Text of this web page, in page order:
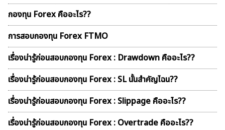
กองทุน Forex คืออะไร??
การสอบกองทุน Forex FTMO
เรื่องน่ารู้ก่อนสอบกองทุน Forex : Drawdown คืออะไร??
เรื่องน่ารู้ก่อนสอบกองทุน Forex : SL นั้นสำคัญไฉน??
เรื่องน่ารู้ก่อนสอบกองทุน Forex : Slippage คืออะไร??
เรื่องน่ารู้ก่อนสอบกองทุน Forex : Overtrade คืออะไร??